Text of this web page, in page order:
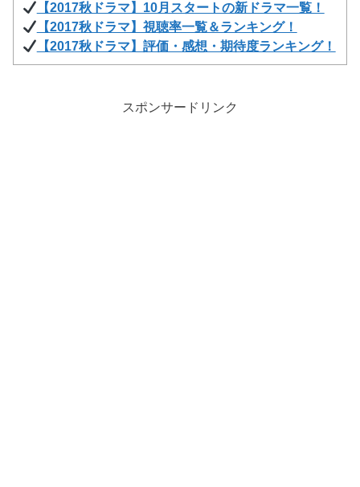
【2017秋ドラマ】10月スタートの新ドラマ一覧！
【2017秋ドラマ】視聴率一覧＆ランキング！
【2017秋ドラマ】評価・感想・期待度ランキング！
スポンサードリンク